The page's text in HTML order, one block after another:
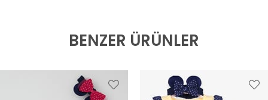
BENZER ÜRÜNLER